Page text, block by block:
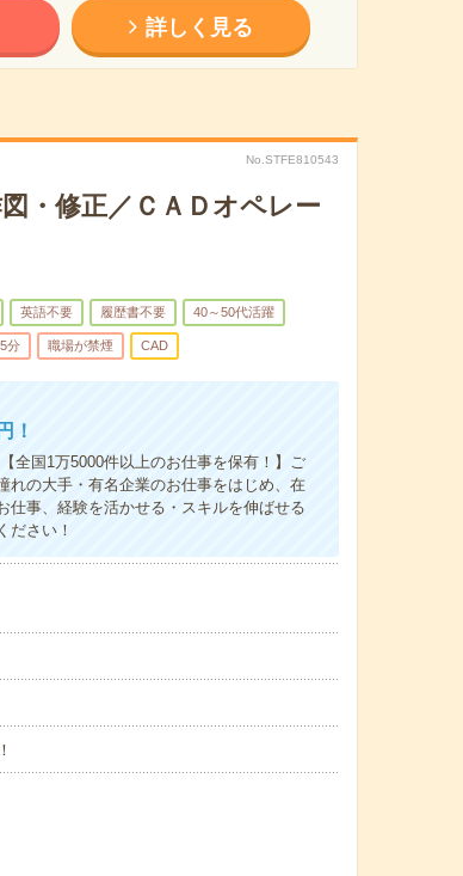
詳しく見る
No.STFE810543
・修正／ＣＡＤオペレー
英語不要 履歴書不要 40～50代活躍
分 職場が禁煙 CAD
！
全国1万5000件以上のお仕事を保有！】ご
れの大手・有名企業のお仕事をはじめ、在
仕事、経験を活かせる・スキルを伸ばせる
ださい！